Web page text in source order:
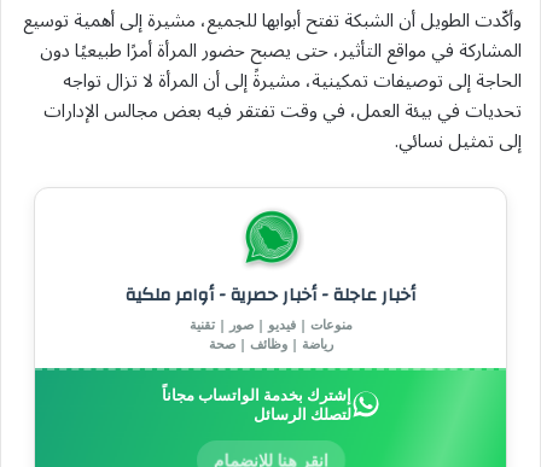
وأكّدت الطويل أن الشبكة تفتح أبوابها للجميع، مشيرة إلى أهمية توسيع
المشاركة في مواقع التأثير، حتى يصبح حضور المرأة أمرًا طبيعيًا دون
الحاجة إلى توصيفات تمكينية، مشيرةً إلى أن المرأة لا تزال تواجه
تحديات في بيئة العمل، في وقت تفتقر فيه بعض مجالس الإدارات
إلى تمثيل نسائي.
أخبار عاجلة - أخبار حصرية - أوامر ملكية
منوعات | فيديو | صور | تقنية
رياضة | وظائف | صحة
إشترك بخدمة الواتساب مجاناً
لتصلك الرسائل
انقر هنا للإنضمام